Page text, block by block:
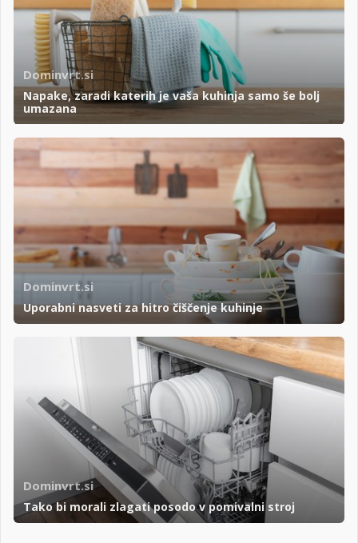
Dominvrt.si
Napake, zaradi katerih je vaša kuhinja samo še bolj
umazana
Dominvrt.si
Uporabni nasveti za hitro čiščenje kuhinje
Dominvrt.si
Tako bi morali zlagati posodo v pomivalni stroj